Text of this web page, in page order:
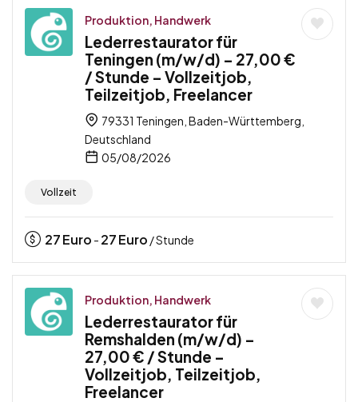
Produktion, Handwerk
Lederrestaurator für
Teningen (m/w/d) – 27,00 €
/ Stunde – Vollzeitjob,
Teilzeitjob, Freelancer
79331 Teningen, Baden-Württemberg,
Deutschland
05/08/2026
Vollzeit
27Euro - 27Euro / Stunde
Produktion, Handwerk
Lederrestaurator für
Remshalden (m/w/d) –
27,00 € / Stunde –
Vollzeitjob, Teilzeitjob,
Freelancer